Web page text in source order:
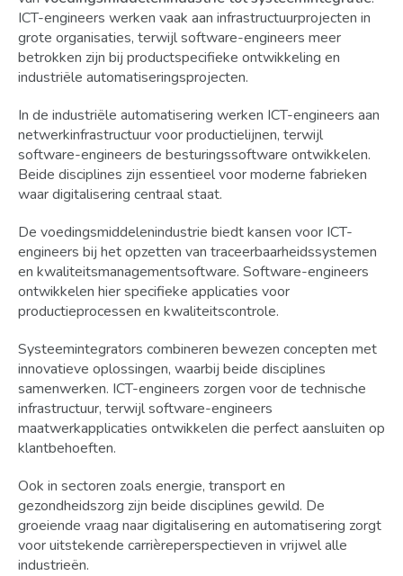
ICT-engineers werken vaak aan infrastructuurprojecten in
grote organisaties, terwijl software-engineers meer
betrokken zijn bij productspecifieke ontwikkeling en
industriële automatiseringsprojecten.
In de industriële automatisering werken ICT-engineers aan
netwerkinfrastructuur voor productielijnen, terwijl
software-engineers de besturingssoftware ontwikkelen.
Beide disciplines zijn essentieel voor moderne fabrieken
waar digitalisering centraal staat.
De voedingsmiddelenindustrie biedt kansen voor ICT-
engineers bij het opzetten van traceerbaarheidssystemen
en kwaliteitsmanagementsoftware. Software-engineers
ontwikkelen hier specifieke applicaties voor
productieprocessen en kwaliteitscontrole.
Systeemintegrators combineren bewezen concepten met
innovatieve oplossingen, waarbij beide disciplines
samenwerken. ICT-engineers zorgen voor de technische
infrastructuur, terwijl software-engineers
maatwerkapplicaties ontwikkelen die perfect aansluiten op
klantbehoeften.
Ook in sectoren zoals energie, transport en
gezondheidszorg zijn beide disciplines gewild. De
groeiende vraag naar digitalisering en automatisering zorgt
voor uitstekende carrièreperspectieven in vrijwel alle
industrieën.